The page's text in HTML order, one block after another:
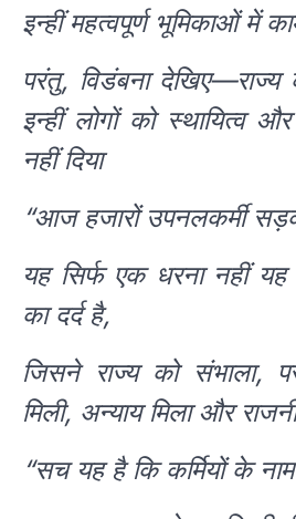
इन्हीं महत्वपूर्ण भूमिकाओं में
परंतु, विडंबना
इन्हीं लोगों को स्थायित्व
नहीं दिया
“आज हजारों उपनलकर्मी
यह सिर्फ एक धरना नहीं
का दर्द है,
जिसने राज्य को संभाला,
मिली, अन्याय मिला और
“सच यह है कि कर्मियों के